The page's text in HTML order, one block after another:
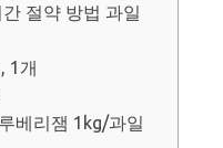
절약 방법 과일
1개
베리잼 1kg/과일